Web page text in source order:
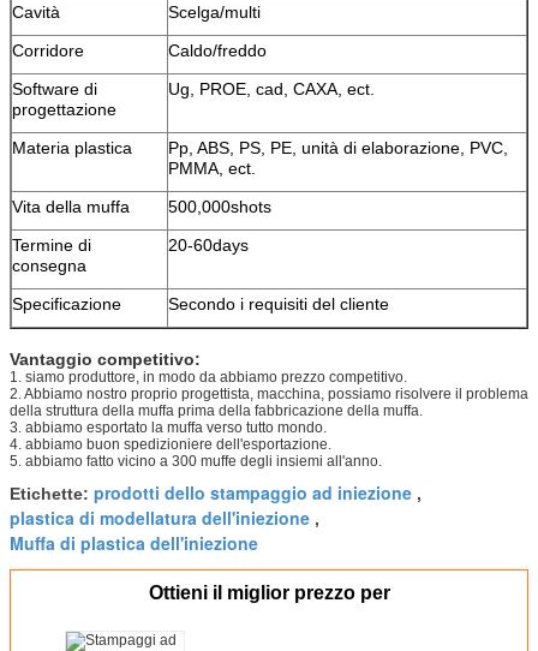
Cavità
Scelga/multi
Corridore
Caldo/freddo
Software di
progettazione
Ug, PROE, cad, CAXA, ect.
Materia plastica
Pp, ABS, PS, PE, unità di elaborazione, PVC,
PMMA, ect.
Vita della muffa
500,000shots
Termine di
consegna
20-60days
Specificazione Secondo i requisiti del cliente
Vantaggio competitivo:
1. siamo produttore, in modo da abbiamo prezzo competitivo.
2. Abbiamo nostro proprio progettista, macchina, possiamo risolvere il problema
della struttura della muffa prima della fabbricazione della muffa.
3. abbiamo esportato la muffa verso tutto mondo.
4. abbiamo buon spedizioniere dell'esportazione.
5. abbiamo fatto vicino a 300 muffe degli insiemi all'anno.
Etichette: prodotti dello stampaggio ad iniezione ,
plastica di modellatura dell'iniezione ,
Muffa di plastica dell'iniezione
Ottieni il miglior prezzo per